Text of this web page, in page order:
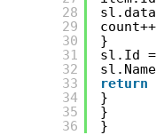
28
29
30
31
32
33
34
35
36
}
sl.Id =
return
}
}
}